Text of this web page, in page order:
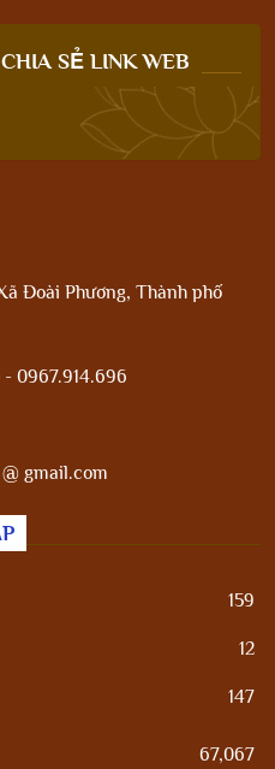
SẺ LINK WEB
Đoài Phương, Thành phố
- 0967.914.696
gmail.com
159
12
147
67,067